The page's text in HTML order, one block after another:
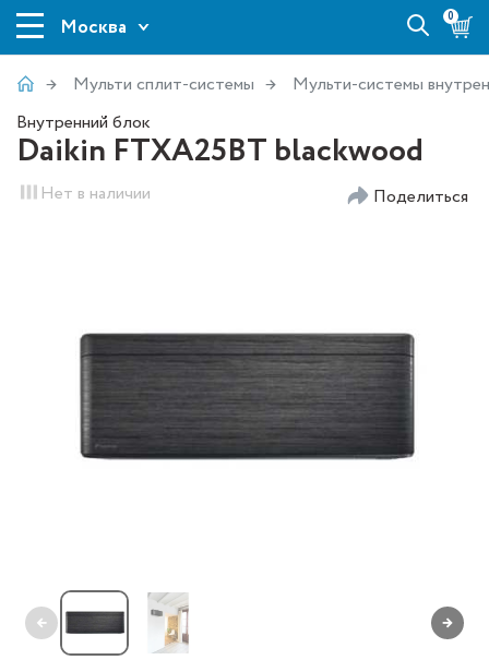
Москва 0
Мульти сплит-системы
Мульти-системы
Внутренний блок
Daikin FTXA25BT blackwood
Нет в наличии Поделиться
← →